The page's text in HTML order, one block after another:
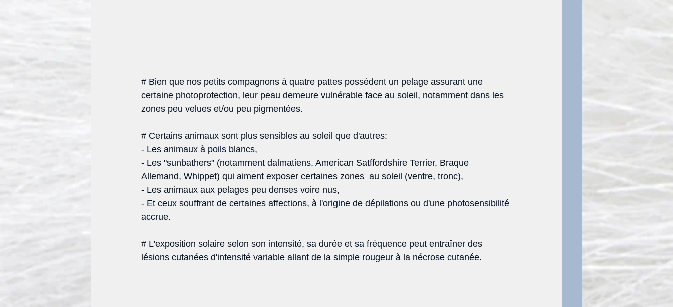
# Bien que nos petits compagnons à quatre pattes possèdent un pelage assurant une
certaine photoprotection, leur peau demeure vulnérable face au soleil, notamment dans les
zones peu velues et/ou peu pigmentées.
# Certains animaux sont plus sensibles au soleil que d'autres:
- Les animaux à poils blancs,
- Les "sunbathers" (notamment dalmatiens, American Satffordshire Terrier, Braque
Allemand, Whippet) qui aiment exposer certaines zones  au soleil (ventre, tronc),
- Les animaux aux pelages peu denses voire nus,
- Et ceux souffrant de certaines affections, à l'origine de dépilations ou d'une photosensibilité
accrue.
# L'exposition solaire selon son intensité, sa durée et sa fréquence peut entraîner des
lésions cutanées d'intensité variable allant de la simple rougeur à la nécrose cutanée.